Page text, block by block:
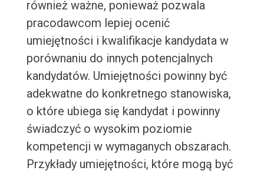
również ważne, ponieważ pozwala
pracodawcom lepiej ocenić
umiejętności i kwalifikacje kandydata w
porównaniu do innych potencjalnych
kandydatów. Umiejętności powinny być
adekwatne do konkretnego stanowiska,
o które ubiega się kandydat i powinny
świadczyć o wysokim poziomie
kompetencji w wymaganych obszarach.
Przykłady umiejętności, które mogą być